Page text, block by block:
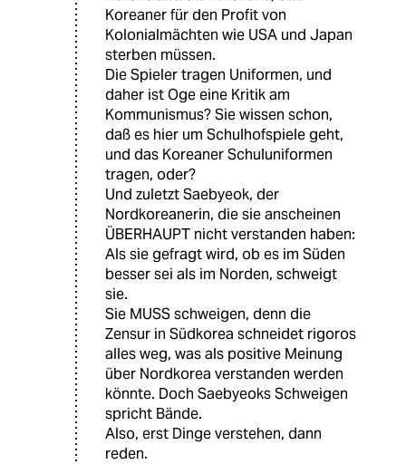
Koreaner für den Profit von
Kolonialmächten wie USA und Japan
sterben müssen.
Die Spieler tragen Uniformen, und
daher ist Oge eine Kritik am
Kommunismus? Sie wissen schon,
daß es hier um Schulhofspiele geht,
und das Koreaner Schuluniformen
tragen, oder?
Und zuletzt Saebyeok, der
Nordkoreanerin, die sie anscheinen
ÜBERHAUPT nicht verstanden haben:
Als sie gefragt wird, ob es im Süden
besser sei als im Norden, schweigt
sie.
Sie MUSS schweigen, denn die
Zensur in Südkorea schneidet rigoros
alles weg, was als positive Meinung
über Nordkorea verstanden werden
könnte. Doch Saebyeoks Schweigen
spricht Bände.
Also, erst Dinge verstehen, dann
reden.